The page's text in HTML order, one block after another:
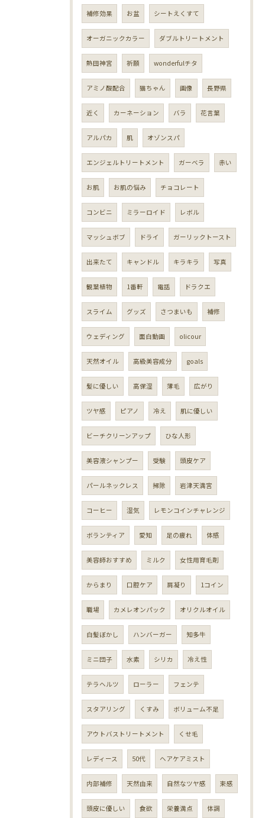
補修効果 お盆 シートえくすて
オーガニックカラー ダブルトリートメント
熱田神宮 祈願 wonderfulチタ
アミノ酸配合 猫ちゃん 画像 長野県
近く カーネーション バラ 花言葉
アルパカ 肌 オゾンスパ
エンジェルトリートメント ガーベラ 赤い
お肌 お肌の悩み チョコレート
コンビニ ミラーロイド レボル
マッシュボブ ドライ ガーリックトースト
出来たて キャンドル キラキラ 写真
観葉植物 1番軒 電話 ドラクエ
スライム グッズ さつまいも 補修
ウェディング 面白動画 olicour
天然オイル 高級美容成分 goals
髪に優しい 高保湿 薄毛 広がり
ツヤ感 ピアノ 冷え 肌に優しい
ビーチクリーンアップ ひな人形
美容液シャンプー 受験 頭皮ケア
パールネックレス 掃除 岩津天満宮
コーヒー 湿気 レモンコインチャレンジ
ボランティア 愛知 足の疲れ 体感
美容師おすすめ ミルク 女性用育毛剤
からまり 口腔ケア 肩凝り 1コイン
職場 カメレオンパック オリクルオイル
白髪ぼかし ハンバーガー 知多牛
ミニ団子 水素 シリカ 冷え性
テラヘルツ ローラー フェンテ
スタアリング くすみ ボリューム不足
アウトバストリートメント くせ毛
レディース 50代 ヘアケアミスト
内部補修 天然由来 自然なツヤ感 束感
頭皮に優しい 食欲 栄養満点 体調